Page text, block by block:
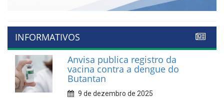
INFORMATIVOS
Anvisa publica registro da
vacina contra a dengue do
Butantan
9 de dezembro de 2025